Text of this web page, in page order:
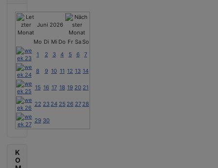
Juni 2026
Mo Di Mi Do Fr Sa So
1
2 3 4 5 6 7
8 9 10 11 12 13 14
15 16 17 18 19 20 21
22 23 24 25 26 27 28
29 30
K
O